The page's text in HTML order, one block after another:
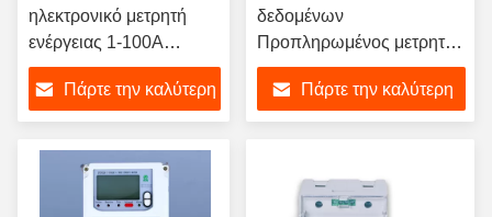
ηλεκτρονικό μετρητή
ενέργειας 1-100A
Διάστημα ρεύματος ≤
95% Αποθήκευση και
υγρασία εργασίας για
διαχείριση και χρήση
ενέργειας
Πάρτε την καλύτερη
δεδομένων
Προπληρωμένος μετρητής
ηλεκτρικής ενέργειας για
τη διαχείριση της
κατανάλωσης ενέργειας
Πάρτε την καλύτερη